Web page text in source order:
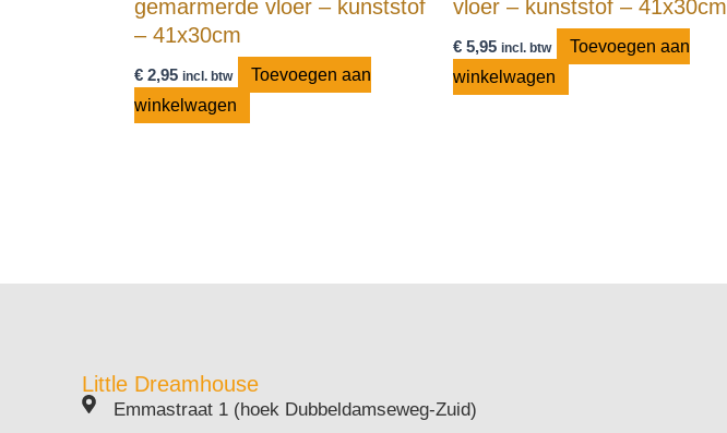
gemarmerde vloer – kunststof
– 41x30cm
€ 2,95 incl. btw
Toevoegen aan
winkelwagen
vloer – kunststof – 41x30cm
€ 5,95 incl. btw
Toevoegen aan
winkelwagen
Little Dreamhouse
Emmastraat 1 (hoek Dubbeldamseweg-Zuid)